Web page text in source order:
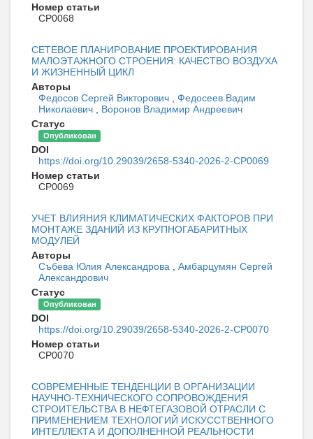
Номер статьи
CP0068
СЕТЕВОЕ ПЛАНИРОВАНИЕ ПРОЕКТИРОВАНИЯ
МАЛОЭТАЖНОГО СТРОЕНИЯ: КАЧЕСТВО ВОЗДУХА
И ЖИЗНЕННЫЙ ЦИКЛ
Авторы
Федосов Сергей Викторович
Федосеев Вадим
Николаевич
Воронов Владимир Андреевич
Статус
Опубликован
DOI
https://doi.org/10.29039/2658-5340-2026-2-СР0069
Номер статьи
CP0069
УЧЕТ ВЛИЯНИЯ КЛИМАТИЧЕСКИХ ФАКТОРОВ ПРИ
МОНТАЖЕ ЗДАНИЙ ИЗ КРУПНОГАБАРИТНЫХ
МОДУЛЕЙ
Авторы
Събева Юлия Александрова
Амбарцумян Сергей
Александрович
Статус
Опубликован
DOI
https://doi.org/10.29039/2658-5340-2026-2-CP0070
Номер статьи
CP0070
СОВРЕМЕННЫЕ ТЕНДЕНЦИИ В ОРГАНИЗАЦИИ
НАУЧНО-ТЕХНИЧЕСКОГО СОПРОВОЖДЕНИЯ
СТРОИТЕЛЬСТВА В НЕФТЕГАЗОВОЙ ОТРАСЛИ С
ПРИМЕНЕНИЕМ ТЕХНОЛОГИЙ ИСКУССТВЕННОГО
ИНТЕЛЛЕКТА И ДОПОЛНЕННОЙ РЕАЛЬНОСТИ